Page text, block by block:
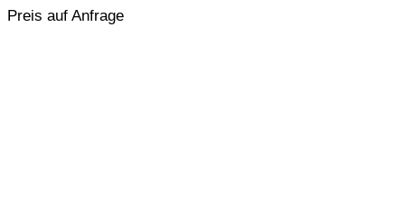
Preis auf Anfrage